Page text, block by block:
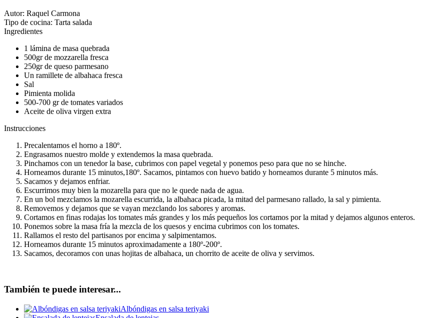
Autor: Raquel Carmona
Tipo de cocina: Tarta salada
Ingredientes
1 lámina de masa quebrada
500gr de mozzarella fresca
250gr de queso parmesano
Un ramillete de albahaca fresca
Sal
Pimienta molida
500-700 gr de tomates variados
Aceite de oliva virgen extra
Instrucciones
Precalentamos el horno a 180º.
Engrasamos nuestro molde y extendemos la masa quebrada.
Pinchamos con un tenedor la base, cubrimos con papel vegetal y ponemos peso para que no se hinche.
Horneamos durante 15 minutos,180º. Sacamos, pintamos con huevo batido y horneamos durante 5 minutos más.
Sacamos y dejamos enfriar.
Escurrimos muy bien la mozarella para que no le quede nada de agua.
En un bol mezclamos la mozarella escurrida, la albahaca picada, la mitad del parmesano rallado, la sal y pimienta.
Removemos y dejamos que se vayan mezclando los sabores y aromas.
Cortamos en finas rodajas los tomates más grandes y los más pequeños los cortamos por la mitad y dejamos algunos enteros.
Ponemos sobre la masa fría la mezcla de los quesos y encima cubrimos con los tomates.
Rallamos el resto del partisanos por encima y salpimentamos.
Horneamos durante 15 minutos aproximadamente a 180º-200º.
Sacamos, decoramos con unas hojitas de albahaca, un chorrito de aceite de oliva y servimos.
También te puede interesar...
Albóndigas en salsa teriyaki